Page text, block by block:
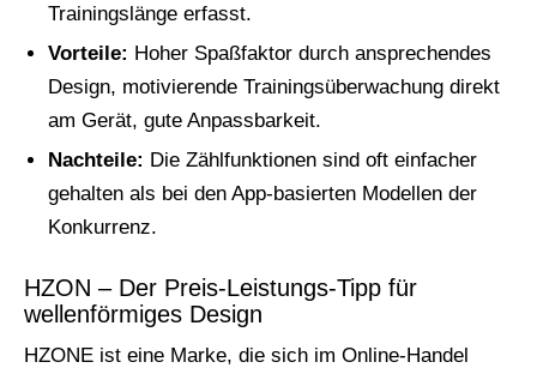
Trainingslänge erfasst.
Vorteile: Hoher Spaßfaktor durch ansprechendes
Design, motivierende Trainingsüberwachung direkt
am Gerät, gute Anpassbarkeit.
Nachteile: Die Zählfunktionen sind oft einfacher
gehalten als bei den App-basierten Modellen der
Konkurrenz.
HZON – Der Preis-Leistungs-Tipp für
wellenförmiges Design
HZONE ist eine Marke, die sich im Online-Handel